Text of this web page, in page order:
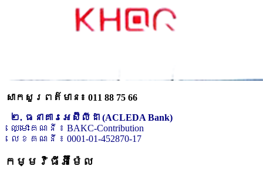
សាកសួរពត៌មាន៖ 011 88 75 66
២. ធនាគារអេស៊ីលីដា (ACLEDA Bank)
ឈ្មោះគណនី ៖ BAKC-Contribution
លេខគណនី ៖ 0001-01-452870-17
កម្មវិធីអ៊ីម៉ែល